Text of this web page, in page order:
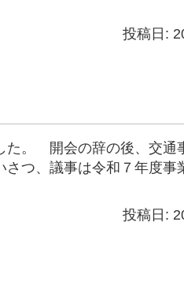
投稿日:
た。 開会の辞の後、交通
つ、議事は令和７年度事
投稿日: